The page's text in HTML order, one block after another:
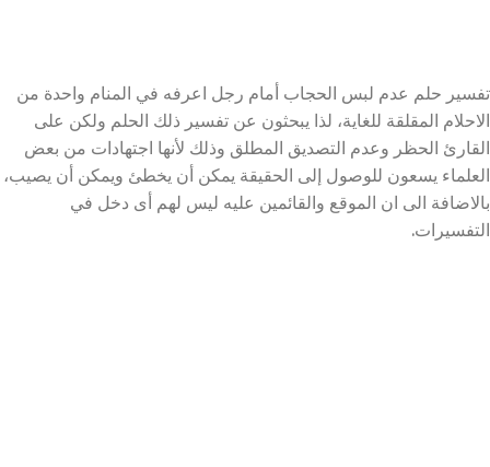
تفسير حلم عدم لبس الحجاب أمام رجل اعرفه في المنام واحدة من
الاحلام المقلقة للغاية، لذا يبحثون عن تفسير ذلك الحلم ولكن على
القارئ الحظر وعدم التصديق المطلق وذلك لأنها اجتهادات من بعض
العلماء يسعون للوصول إلى الحقيقة يمكن أن يخطئ ويمكن أن يصيب،
بالاضافة الى ان الموقع والقائمين عليه ليس لهم أى دخل في
التفسيرات.